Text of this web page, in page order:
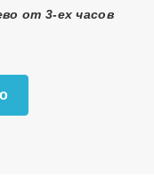
от 3-ех часов